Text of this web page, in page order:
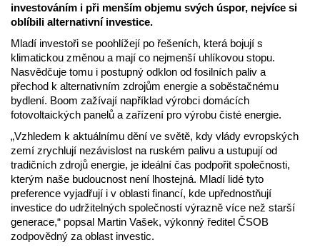
investováním i při menším objemu svých úspor, nejvíce si
oblíbili alternativní investice.
Mladí investoři se poohlížejí po řešeních, která bojují s
klimatickou změnou a mají co nejmenší uhlíkovou stopu.
Nasvědčuje tomu i postupný odklon od fosilních paliv a
přechod k alternativním zdrojům energie a soběstačnému
bydlení. Boom zažívají například výrobci domácích
fotovoltaických panelů a zařízení pro výrobu čisté energie.
„Vzhledem k aktuálnímu dění ve světě, kdy vlády evropských
zemí zrychlují nezávislost na ruském palivu a ustupují od
tradičních zdrojů energie, je ideální čas podpořit společnosti,
kterým naše budoucnost není lhostejná. Mladí lidé tyto
preference vyjadřují i v oblasti financí, kde upřednostňují
investice do udržitelných společností výrazně více než starší
generace,“ popsal Martin Vašek, výkonný ředitel ČSOB
zodpovědný za oblast investic.